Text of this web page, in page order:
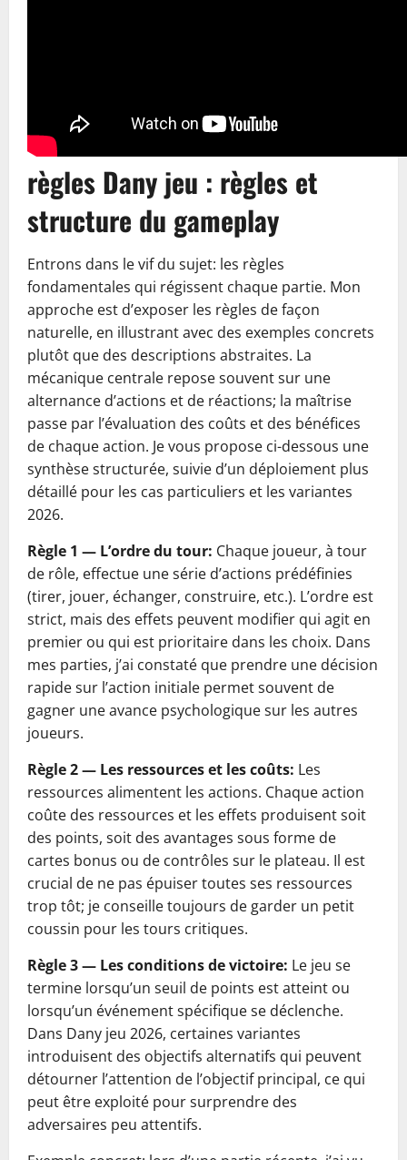
règles Dany jeu : règles et
structure du gameplay
Entrons dans le vif du sujet: les règles
fondamentales qui régissent chaque partie. Mon
approche est d’exposer les règles de façon
naturelle, en illustrant avec des exemples concrets
plutôt que des descriptions abstraites. La
mécanique centrale repose souvent sur une
alternance d’actions et de réactions; la maîtrise
passe par l’évaluation des coûts et des bénéfices
de chaque action. Je vous propose ci-dessous une
synthèse structurée, suivie d’un déploiement plus
détaillé pour les cas particuliers et les variantes
2026.
Règle 1 — L’ordre du tour: Chaque joueur, à tour
de rôle, effectue une série d’actions prédéfinies
(tirer, jouer, échanger, construire, etc.). L’ordre est
strict, mais des effets peuvent modifier qui agit en
premier ou qui est prioritaire dans les choix. Dans
mes parties, j’ai constaté que prendre une décision
rapide sur l’action initiale permet souvent de
gagner une avance psychologique sur les autres
joueurs.
Règle 2 — Les ressources et les coûts: Les
ressources alimentent les actions. Chaque action
coûte des ressources et les effets produisent soit
des points, soit des avantages sous forme de
cartes bonus ou de contrôles sur le plateau. Il est
crucial de ne pas épuiser toutes ses ressources
trop tôt; je conseille toujours de garder un petit
coussin pour les tours critiques.
Règle 3 — Les conditions de victoire: Le jeu se
termine lorsqu’un seuil de points est atteint ou
lorsqu’un événement spécifique se déclenche.
Dans Dany jeu 2026, certaines variantes
introduisent des objectifs alternatifs qui peuvent
détourner l’attention de l’objectif principal, ce qui
peut être exploité pour surprendre des
adversaires peu attentifs.